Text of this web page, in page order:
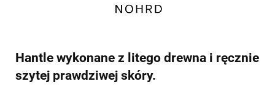
Hantle wykonane z litego drewna i ręcznie
szytej prawdziwej skóry.